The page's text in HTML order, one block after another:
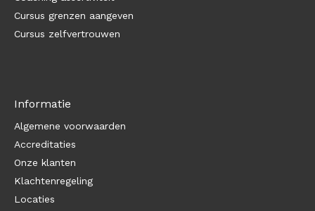
Cursus grenzen aangeven
Cursus zelfvertrouwen
Informatie
Algemene voorwaarden
Accreditaties
Onze klanten
Klachtenregeling
Locaties